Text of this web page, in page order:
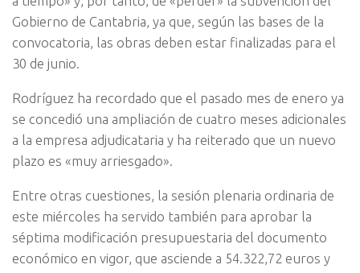
Gobierno de Cantabria, ya que, según las bases de la
convocatoria, las obras deben estar finalizadas para el
30 de junio.
Rodríguez ha recordado que el pasado mes de enero ya
se concedió una ampliación de cuatro meses adicionales
a la empresa adjudicataria y ha reiterado que un nuevo
plazo es «muy arriesgado».
Entre otras cuestiones, la sesión plenaria ordinaria de
este miércoles ha servido también para aprobar la
séptima modificación presupuestaria del documento
económico en vigor, que asciende a 54.322,72 euros y